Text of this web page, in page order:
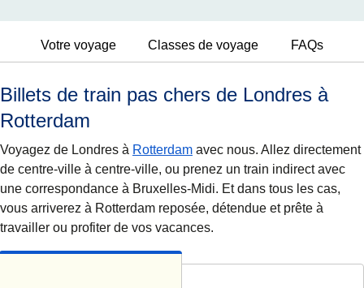
Votre voyage Classes de voyage FAQs
Billets de train pas chers de Londres à
Rotterdam
Voyagez de Londres à Rotterdam avec nous. Allez directement
de centre-ville à centre-ville, ou prenez un train indirect avec
une correspondance à Bruxelles-Midi. Et dans tous les cas,
vous arriverez à Rotterdam reposée, détendue et prête à
travailler ou profiter de vos vacances.